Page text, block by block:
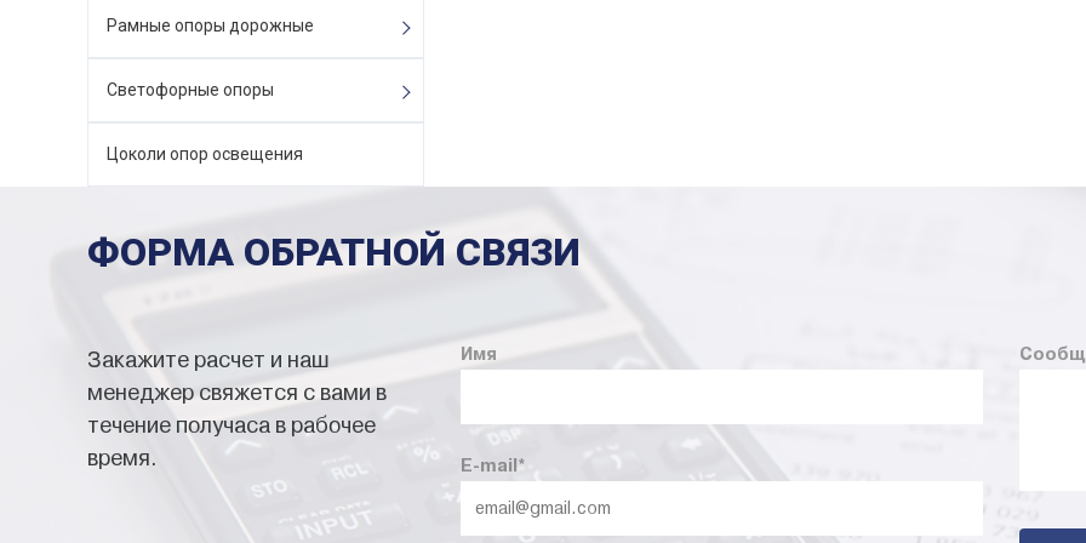
Рамные опоры дорожные
Светофорные опоры
Цоколи опор освещения
ФОРМА ОБРАТНОЙ СВЯЗИ
Закажите расчет и наш
менеджер свяжется с вами в
течение получаса в рабочее
время.
Имя
E-mail *